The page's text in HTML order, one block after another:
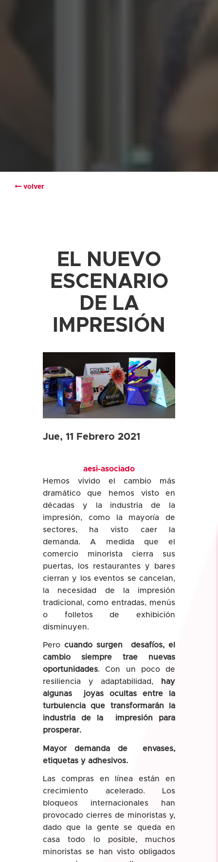
volver
EL NUEVO
ESCENARIO
DE LA
IMPRESIÓN
Jue, 11 Febrero 2021
aesi-asociado
Hemos vivido el cambio más
dramático que hemos visto en
décadas y la industria de la
impresión, como la mayoría de
sectores, ha visto caer la
demanda. A medida que el
comercio minorista cierra sus
puertas, los restaurantes y bares
cierran y los eventos se cancelan,
la necesidad de la impresión
tradicional, como entradas, menús
o folletos de exhibición
disminuyen.
Perocuando surgen desafíos, el
cambio siempre trae nuevas
oportunidades. Con un poco de
resiliencia y adaptabilidad,
hay
algunas joyas ocultas entre la
turbulencia que transformarán la
industria de la impresión para
prosperar.
Mayor demanda de envases,
etiquetas y adhesivos.
Las compras en línea están en
crecimiento acelerado. Los
bloqueos internacionales han
provocado cierres de minoristas y,
dado que la gente se queda en
casa todo lo posible, muchos
minoristas se han visto obligados